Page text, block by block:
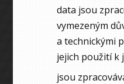
data jsou
vymezeným
a technickými
jejich použití k
jsou